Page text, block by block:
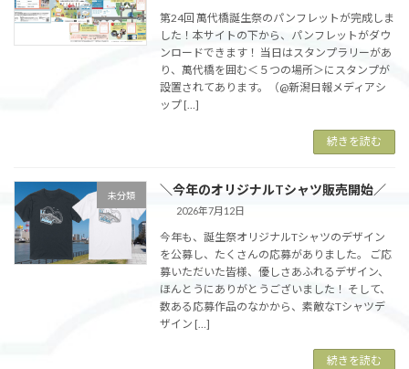
第24回 萬代橋誕生祭のパンフレットが完成しま
した！本サイトの下から、パンフレットがダウ
ンロードできます！ 当日はスタンプラリーがあ
り、萬代橋を囲む＜５つの場所＞にスタンプが
設置されてあります。（@新潟日報メディアシ
ップ […]
続きを読む
未分類 ＼今年のオリジナルTシャツ販売開始／
2026年7月12日
今年も、誕生祭オリジナルTシャツのデザイン
を公募し、たくさんの応募がありました。 ご応
募いただいた皆様、優しさあふれるデザイン、
ほんとうにありがとうございました！ そして、
数ある応募作品のなかから、素敵なTシャツデ
ザイン […]
続きを読む